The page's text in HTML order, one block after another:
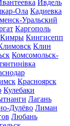
Ивдель
Ола Кадиевка
Уральский
Каргополь
Кимры Кингисепп
Клин
Комсомольск-
Красноярск
Кулебаки
Лагань
Дулёво Лиман
Любань